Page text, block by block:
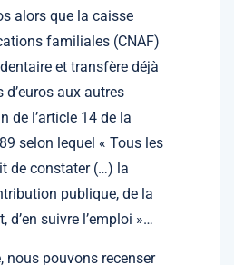
alors que la caisse
familiales (CNAF)
et transfère déjà
aux autres
de l’article 14 de la
selon lequel « Tous les
de constater (…) la
publique, de la
d’en suivre l’emploi »…
nous pouvons recenser